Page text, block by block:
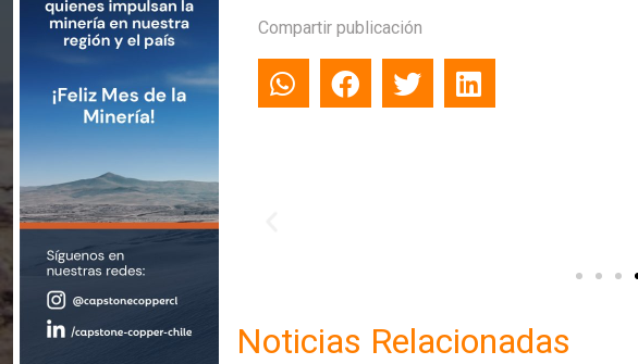
Compartir publicación
Noticias Relacionadas